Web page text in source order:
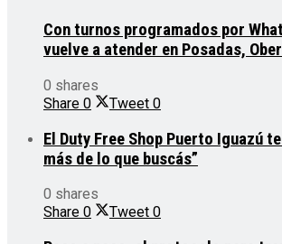
Con turnos programados por
vuelve a atender en Posadas,
0 shares
Share 0 Tweet 0
El Duty Free Shop Puerto Iguazú
más de lo que buscás”
0 shares
Share 0 Tweet 0